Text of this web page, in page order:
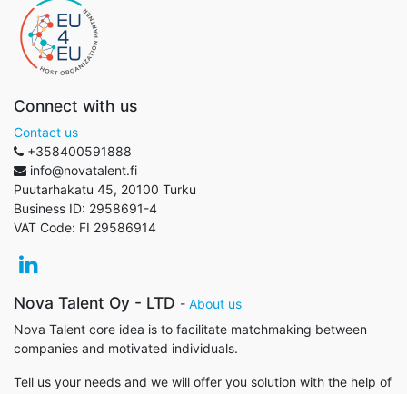
Connect with us
Contact us
+358400591888
info@novatalent.fi
Puutarhakatu 45, 20100 Turku
Business ID: 2958691-4
VAT Code: FI 29586914
Nova Talent Oy - LTD - About us
Nova Talent core idea is to facilitate matchmaking between
companies and motivated individuals.
Tell us your needs and we will offer you solution with the help of